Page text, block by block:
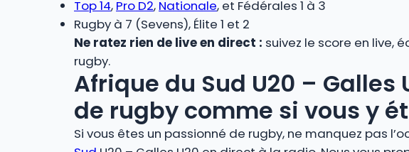
Top 14, Pro D2, Nationale, et Fédérales 1 à 3
Rugby à 7 (Sevens), Élite 1 et 2
Ne ratez rien de live en direct : suivez le score en live,
rugby.
Afrique du Sud U20 –
de rugby comme si vous y
Si vous êtes un passionné de rugby, ne manquez pas